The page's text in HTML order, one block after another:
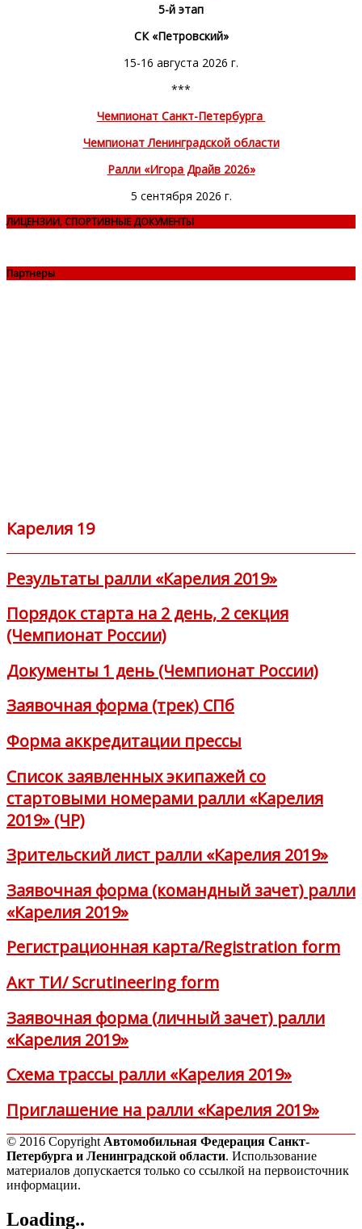
5-й этап
СК «Петровский»
15-16 августа 2026 г.
***
Чемпионат Санкт-Петербурга
Чемпионат Ленинградской области
Ралли «Игора Драйв 2026»
5 сентября 2026 г.
ЛИЦЕНЗИИ, СПОРТИВНЫЕ ДОКУМЕНТЫ
Партнеры
Карелия 19
Результаты ралли «Карелия 2019»
Порядок старта на 2 день, 2 секция
(Чемпионат России)
Документы 1 день (Чемпионат России)
Заявочная форма (трек) СПб
Форма аккредитации прессы
Список заявленных экипажей со
стартовыми номерами ралли «Карелия
2019» (ЧР)
Зрительский лист ралли «Карелия 2019»
Заявочная форма (командный зачет) ралли
«Карелия 2019»
Регистрационная карта/Registration form
Акт ТИ/ Scrutineering form
Заявочная форма (личный зачет) ралли
«Карелия 2019»
Схема трассы ралли «Карелия 2019»
Приглашение на ралли «Карелия 2019»
© 2016 Copyright Автомобильная Федерация Санкт-
Петербурга и Ленинградской области. Использование
материалов допускается только со ссылкой на первоисточник
информации.
Loading..